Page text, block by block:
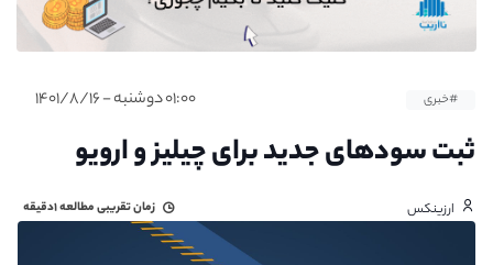
#خبری ۰۱:۰۰ دوشنبه - ۱۴۰۱/۸/۱۶
ثبت سودهای جدید برای چیلیز و ارویو
ارزینکس زمان تقریبی مطالعه۱دقیقه